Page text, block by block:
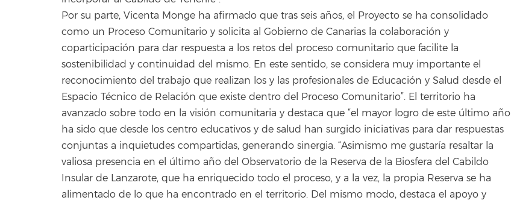
Por su parte, Vicenta Monge ha afirmado que tras seis años, el Proyecto se ha consolidado
como un Proceso Comunitario y solicita al Gobierno de Canarias la colaboración y
coparticipación para dar respuesta a los retos del proceso comunitario que facilite la
sostenibilidad y continuidad del mismo. En este sentido, se considera muy importante el
reconocimiento del trabajo que realizan los y las profesionales de Educación y Salud desde el
Espacio Técnico de Relación que existe dentro del Proceso Comunitario”. El territorio ha
avanzado sobre todo en la visión comunitaria y destaca que “el mayor logro de este último año
ha sido que desde los centro educativos y de salud han surgido iniciativas para dar respuestas
conjuntas a inquietudes compartidas, generando sinergia. “Asimismo me gustaría resaltar la
valiosa presencia en el último año del Observatorio de la Reserva de la Biosfera del Cabildo
Insular de Lanzarote, que ha enriquecido todo el proceso, y a la vez, la propia Reserva se ha
alimentado de lo que ha encontrado en el territorio. Del mismo modo, destaca el apoyo y